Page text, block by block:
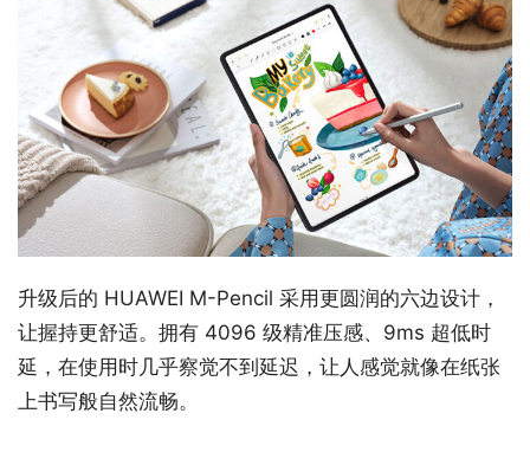
升级后的 HUAWEI M-Pencil 采用更圆润的六边设计，
让握持更舒适。拥有 4096 级精准压感、9ms 超低时
延，在使用时几乎察觉不到延迟，让人感觉就像在纸张
上书写般自然流畅。